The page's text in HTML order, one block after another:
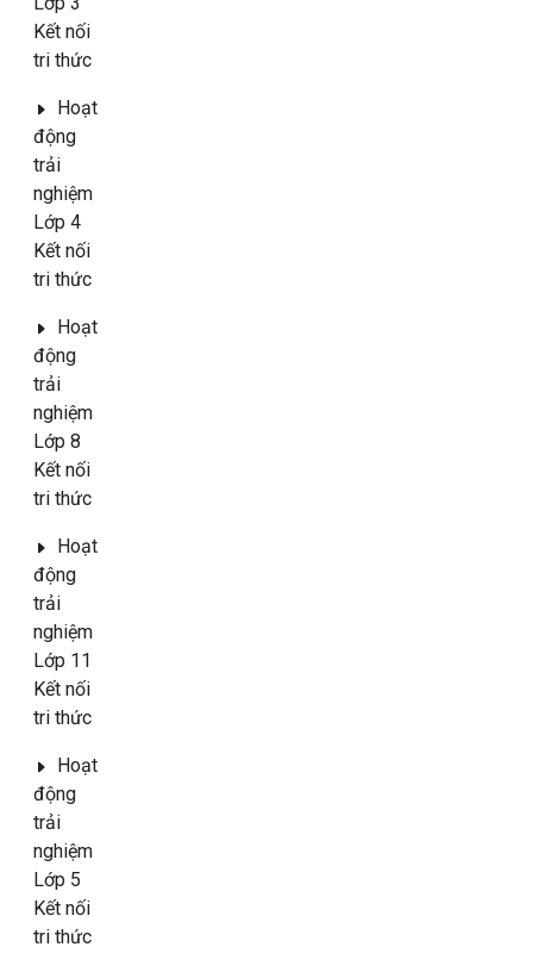
Kết nối
tri thức
Hoạt
động
trải
nghiệm
Lớp 4
Kết nối
tri thức
Hoạt
động
trải
nghiệm
Lớp 8
Kết nối
tri thức
Hoạt
động
trải
nghiệm
Lớp 11
Kết nối
tri thức
Hoạt
động
trải
nghiệm
Lớp 5
Kết nối
tri thức